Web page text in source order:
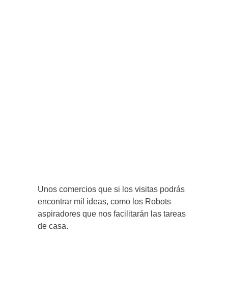
Unos comercios que si los visitas podrás
encontrar mil ideas, como los Robots
aspiradores que nos facilitarán las tareas
de casa.